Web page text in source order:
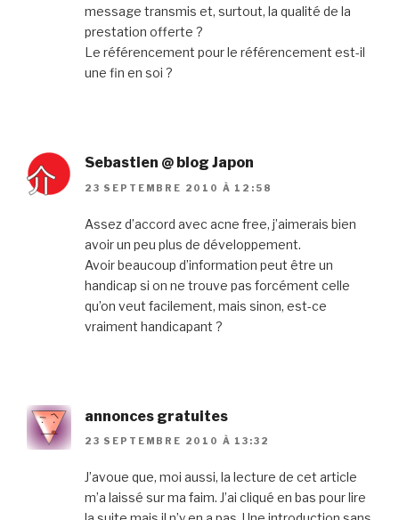
message transmis et, surtout, la qualité de la
prestation offerte ?
Le référencement pour le référencement est-il
une fin en soi ?
Sebastien @ blog Japon
23 SEPTEMBRE 2010 À 12:58
Assez d’accord avec acne free, j’aimerais bien
avoir un peu plus de développement.
Avoir beaucoup d’information peut être un
handicap si on ne trouve pas forcément celle
qu’on veut facilement, mais sinon, est-ce
vraiment handicapant ?
annonces gratuites
23 SEPTEMBRE 2010 À 13:32
J’avoue que, moi aussi, la lecture de cet article
m’a laissé sur ma faim. J’ai cliqué en bas pour lire